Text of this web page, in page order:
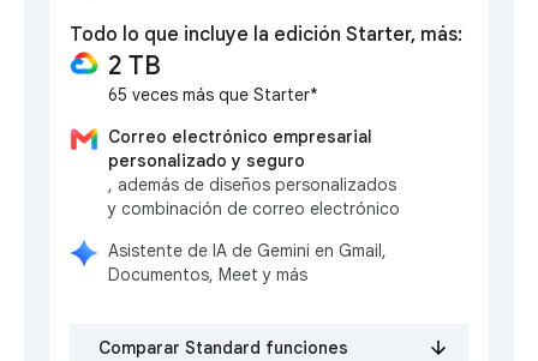
Todo lo que incluye la edición Starter, más:
2 TB
65 veces más que Starter*
Correo electrónico empresarial
personalizado y seguro
, además de diseños personalizados
y combinación de correo electrónico
Asistente de IA de Gemini en Gmail,
Documentos, Meet y más
Comparar Standard funciones